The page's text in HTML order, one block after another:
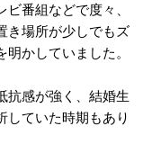
ビ番組などで度々、
き場所が少しでもズ
明かしていました 。
抗感が強く、結婚生
していた時期もあり